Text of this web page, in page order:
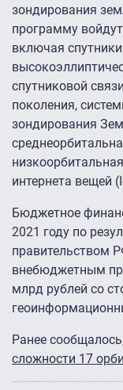
зондирования
программу
включая
спутниковой
поколения,
зондирования
интернета вещей
Бюджетное
2021 году по
правительством
внебюджетным
млрд рублей со
Ранее
сложности 17